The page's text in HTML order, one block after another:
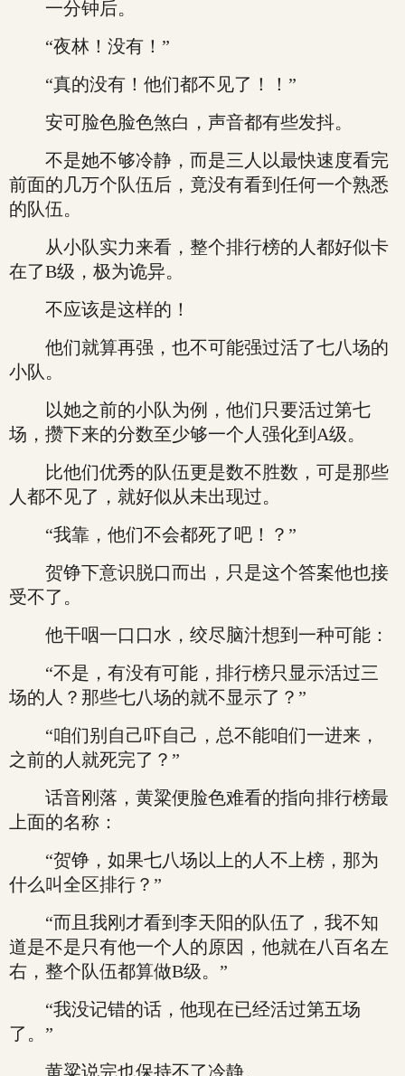
一分钟后。
“夜林！没有！”
“真的没有！他们都不见了！！”
安可脸色脸色煞白，声音都有些发抖。
不是她不够冷静，而是三人以最快速度看完
前面的几万个队伍后，竟没有看到任何一个熟悉
的队伍。
从小队实力来看，整个排行榜的人都好似卡
在了B级，极为诡异。
不应该是这样的！
他们就算再强，也不可能强过活了七八场的
小队。
以她之前的小队为例，他们只要活过第七
场，攒下来的分数至少够一个人强化到A级。
比他们优秀的队伍更是数不胜数，可是那些
人都不见了，就好似从未出现过。
“我靠，他们不会都死了吧！？”
贺铮下意识脱口而出，只是这个答案他也接
受不了。
他干咽一口口水，绞尽脑汁想到一种可能：
“不是，有没有可能，排行榜只显示活过三
场的人？那些七八场的就不显示了？”
“咱们别自己吓自己，总不能咱们一进来，
之前的人就死完了？”
话音刚落，黄粱便脸色难看的指向排行榜最
上面的名称：
“贺铮，如果七八场以上的人不上榜，那为
什么叫全区排行？”
“而且我刚才看到李天阳的队伍了，我不知
道是不是只有他一个人的原因，他就在八百名左
右，整个队伍都算做B级。”
“我没记错的话，他现在已经活过第五场
了。”
黄粱说完也保持不了冷静。